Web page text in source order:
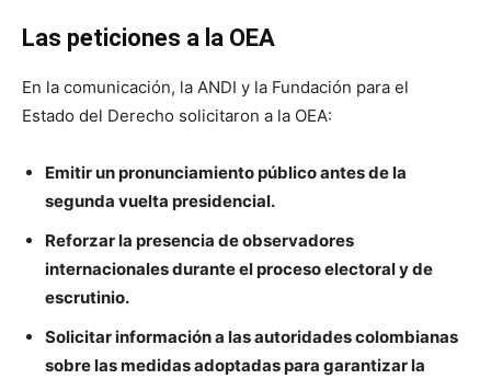
Las peticiones a la OEA
En la comunicación, la ANDI y la Fundación para el
Estado del Derecho solicitaron a la OEA:
Emitir un pronunciamiento público antes de la
segunda vuelta presidencial.
Reforzar la presencia de observadores
internacionales durante el proceso electoral y de
escrutinio.
Solicitar información a las autoridades colombianas
sobre las medidas adoptadas para garantizar la